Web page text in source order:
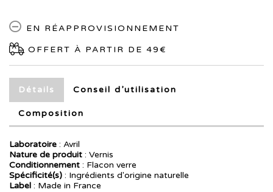
EN RÉAPPROVISIONNEMENT
OFFERT À PARTIR DE 49€
Détails Conseil d’utilisation
Composition
Laboratoire : Avril
Nature de produit : Vernis
Conditionnement : Flacon verre
Spécificité(s) : Ingrédients d'origine naturelle
Label : Made in France